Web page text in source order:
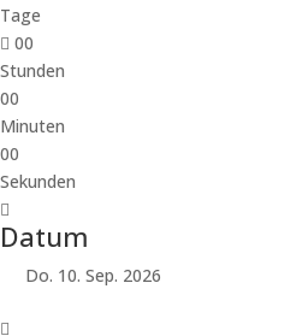
Tage
00
Stunden
00
Minuten
00
Sekunden
Datum
Do. 10. Sep. 2026